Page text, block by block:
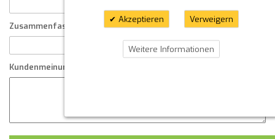
Zusammenfassung Ihrer Kundenmeinung
Kundenmeinung
Akzeptieren Verweigern
Weitere Informationen